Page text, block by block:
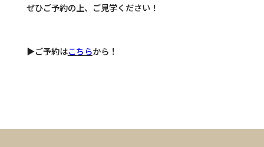
ぜひご予約の上、ご見学ください！
▶ご予約はこちらから！